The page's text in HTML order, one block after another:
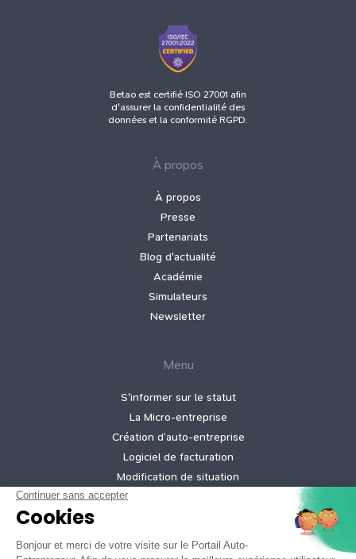
Betao est certifié ISO 27001 afin
d'assurer la confidentialité des
données et la conformité RGPD.
À propos
À propos
Presse
Partenariats
Blog d'actualité
Académie
Simulateurs
Newsletter
Menu
S'informer sur le statut
La Micro‑entreprise
Création d’auto‑entreprise
Logiciel de facturation
Modification de situation
Création micro-entreprise gratuite